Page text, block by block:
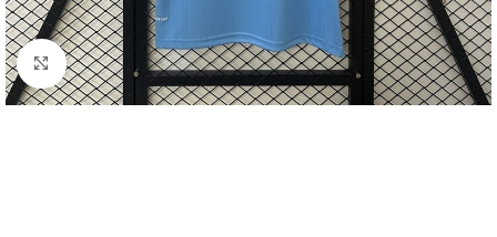
Click to enlarge